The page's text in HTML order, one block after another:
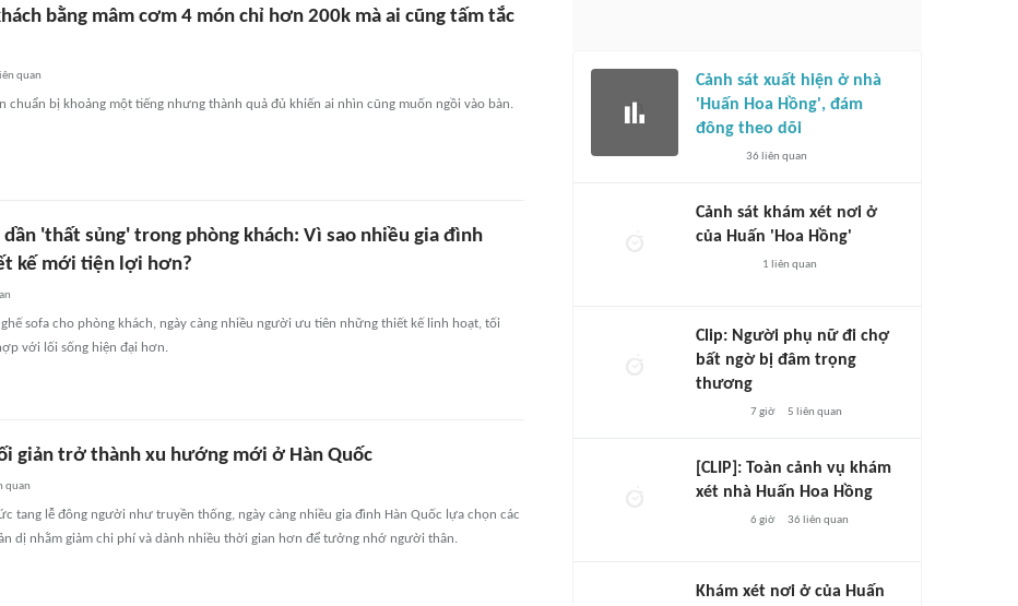
bằng mâm cơm 4 món chỉ hơn 200k mà ai cũng tấm tắc
liên quan
chuẩn bị khoảng một tiếng nhưng thành quả đủ khiến ai nhìn cũng muốn ngồi vào bàn.
dần 'thất sủng' trong phòng khách: Vì sao nhiều gia đình
kế mới tiện lợi hơn?
sofa cho phòng khách, ngày càng nhiều người ưu tiên những thiết kế linh hoạt, tối
với lối sống hiện đại hơn.
giản trở thành xu hướng mới ở Hàn Quốc
quan
tang lễ đông người như truyền thống, ngày càng nhiều gia đình Hàn Quốc lựa chọn các
dị nhằm giảm chi phí và dành nhiều thời gian hơn để tưởng nhớ người thân.
Cảnh sát xuất hiện ở nhà
'Huấn Hoa Hồng', đám
đông theo dõi
36 liên quan
Cảnh sát khám xét nơi ở
của Huấn 'Hoa Hồng'
1 liên quan
Clip: Người phụ nữ đi chợ
bất ngờ bị đâm trọng
thương
7 giờ 5 liên quan
[CLIP]: Toàn cảnh vụ khám
xét nhà Huấn Hoa Hồng
6 giờ 36 liên quan
Khám xét nơi ở của Huấn